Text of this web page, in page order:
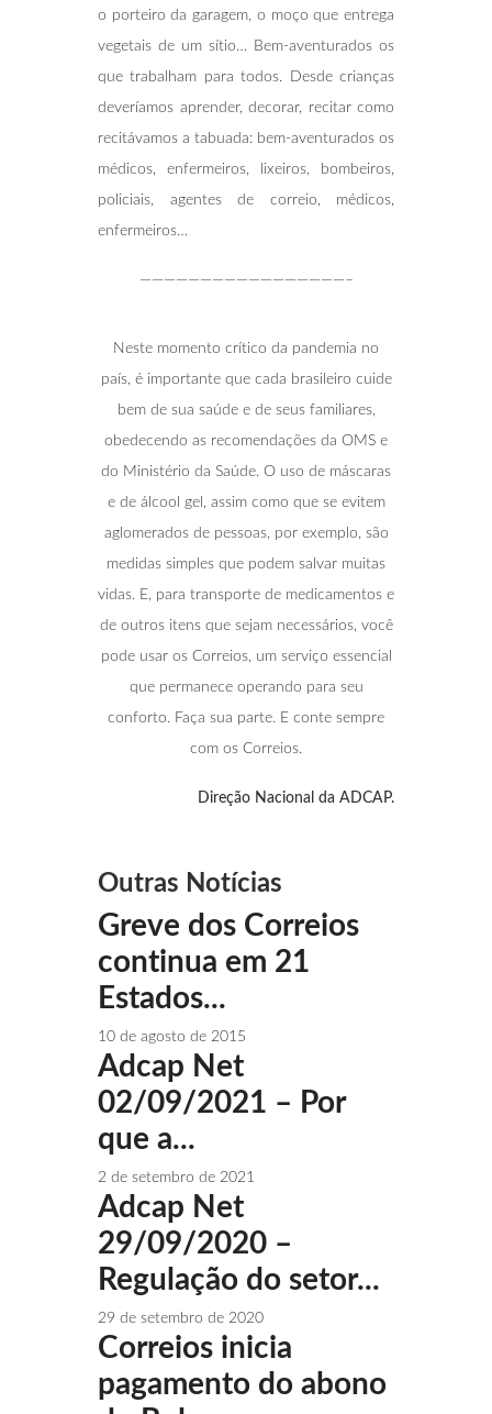
o porteiro da garagem, o moço que entrega
vegetais de um sítio… Bem-aventurados os
que trabalham para todos. Desde crianças
deveríamos aprender, decorar, recitar como
recitávamos a tabuada: bem-aventurados os
médicos, enfermeiros, lixeiros, bombeiros,
policiais, agentes de correio, médicos,
enfermeiros…
—————————————————–
Neste momento crítico da pandemia no
país, é importante que cada brasileiro cuide
bem de sua saúde e de seus familiares,
obedecendo as recomendações da OMS e
do Ministério da Saúde. O uso de máscaras
e de álcool gel, assim como que se evitem
aglomerados de pessoas, por exemplo, são
medidas simples que podem salvar muitas
vidas. E, para transporte de medicamentos e
de outros itens que sejam necessários, você
pode usar os Correios, um serviço essencial
que permanece operando para seu
conforto. Faça sua parte. E conte sempre
com os Correios.
Direção Nacional da ADCAP.
Outras Notícias
Greve dos Correios
continua em 21
Estados...
10 de agosto de 2015
Adcap Net
02/09/2021 – Por
que a...
2 de setembro de 2021
Adcap Net
29/09/2020 –
Regulação do setor...
29 de setembro de 2020
Correios inicia
pagamento do abono